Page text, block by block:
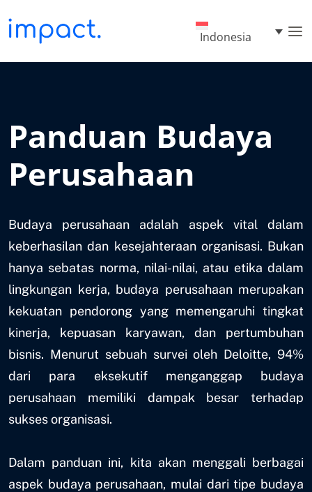
Indonesia
Panduan Budaya
Perusahaan
Budaya perusahaan adalah aspek vital dalam
keberhasilan dan kesejahteraan organisasi. Bukan
hanya sebatas norma, nilai-nilai, atau etika dalam
lingkungan kerja, budaya perusahaan merupakan
kekuatan pendorong yang memengaruhi tingkat
kinerja, kepuasan karyawan, dan pertumbuhan
bisnis. Menurut sebuah survei oleh Deloitte, 94%
dari para eksekutif menganggap budaya
perusahaan memiliki dampak besar terhadap
sukses organisasi.
Dalam panduan ini, kita akan menggali berbagai
aspek budaya perusahaan, mulai dari tipe budaya